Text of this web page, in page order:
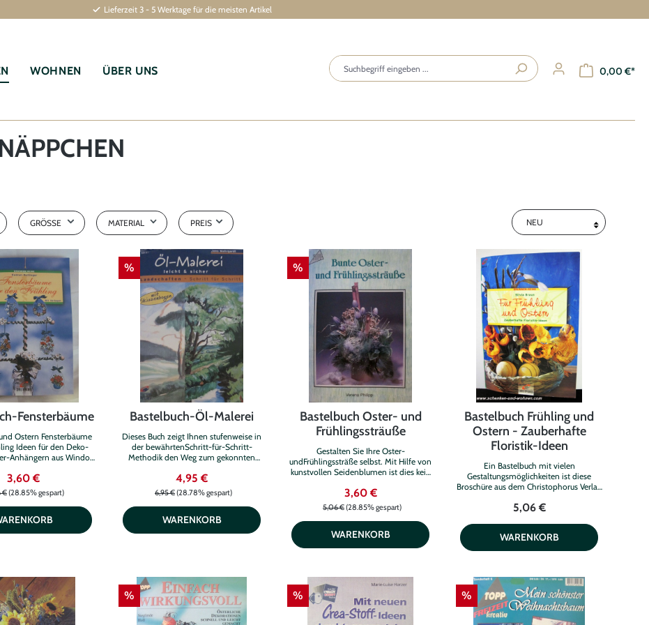
Lieferzeit 3 - 5 Werktage für die meisten Artikel
WOHNEN ÜBER UNS
Adressen
Zahlungsarten
0,00 €*
GRÖSSE
40 x 40 cm
siehe Beschreibung
MATERIAL
100 % Baumwolle
100% Polyester
Buch
Papier
Papier/Kunststoff
siehe Beschreibung
PREIS
Fensterbäume
Ostern Fensterbäume
Ideen für den Deko-
Anhängern aus Window
3,60 €
€(28.85% gespart)
%
Bastelbuch-Öl-Malerei
Dieses Buch zeigt Ihnen stufenweise in
der bewährtenSchritt-für-Schritt-
Methodik den Weg zum gekonnten
4,95 €
6,95 €(28.78% gespart)
WARENKORB
%
Bastelbuch Oster- und
Frühlingssträuße
Gestalten Sie Ihre Oster-
undFrühlingssträße selbst. Mit Hilfe von
kunstvollen Seidenblumen ist dies kein
3,60 €
5,06 €(28.85% gespart)
WARENKORB
Bastelbuch Frühling und
Ostern - Zauberhafte
Floristik-Ideen
Ein Bastelbuch mit vielen
Gestaltungsmöglichkeiten ist diese
Broschüre aus dem Christophorus Verlag
probieren gern einmal etwas Neues aus?
floristische Tischdekorationen,
originellen Fensterschmuck und Tür- und
begeistert sein. Vielleicht haben Sie Lust
mal wieder neu zu dekorieren. Hier
finden Sie farblich abgestimmte
Tischgestecke und Tischkarten in
schönster Form und die Vielfalt wird Sie
5,06 €
WARENKORB
% % %